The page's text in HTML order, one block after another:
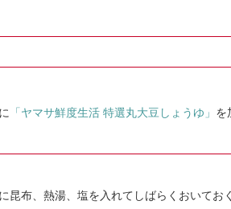
「ヤマサ鮮度生活 特選丸大豆しょうゆ」 を
昆布、熱湯、塩を入れてしばらくおいておく